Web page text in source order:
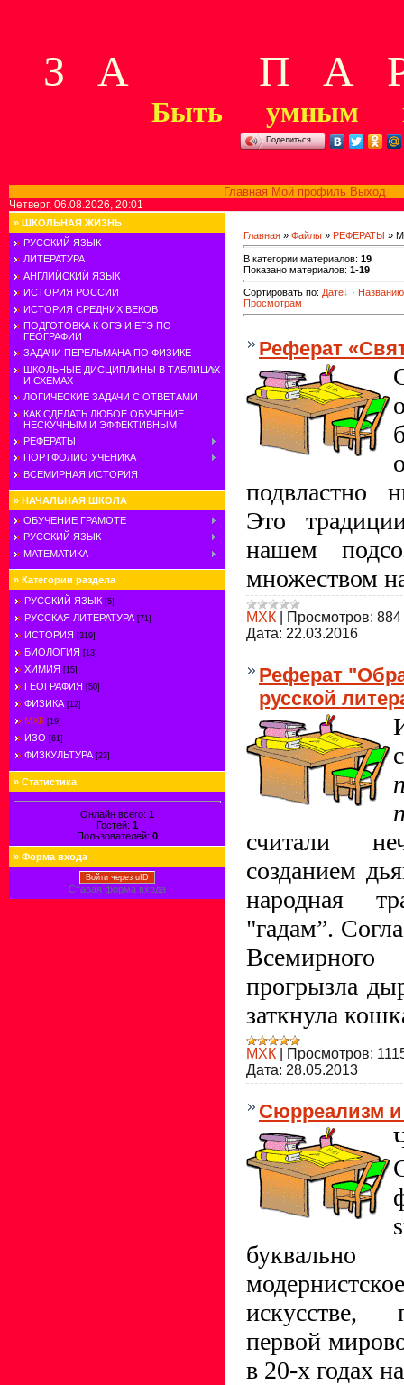
З А П А Р
Быть умным
Поделиться…
Главная Мой профиль Выход
Четверг, 06.08.2026, 20:01
» ШКОЛЬНАЯ ЖИЗНЬ
РУССКИЙ ЯЗЫК
ЛИТЕРАТУРА
АНГЛИЙСКИЙ ЯЗЫК
ИСТОРИЯ РОССИИ
ИСТОРИЯ СРЕДНИХ ВЕКОВ
ПОДГОТОВКА К ОГЭ И ЕГЭ ПО
ГЕОГРАФИИ
ЗАДАЧИ ПЕРЕЛЬМАНА ПО ФИЗИКЕ
ШКОЛЬНЫЕ ДИСЦИПЛИНЫ В ТАБЛИЦАХ
И СХЕМАХ
ЛОГИЧЕСКИЕ ЗАДАЧИ С ОТВЕТАМИ
КАК СДЕЛАТЬ ЛЮБОЕ ОБУЧЕНИЕ
НЕСКУЧНЫМ И ЭФФЕКТИВНЫМ
РЕФЕРАТЫ
ПОРТФОЛИО УЧЕНИКА
ВСЕМИРНАЯ ИСТОРИЯ
» НАЧАЛЬНАЯ ШКОЛА
ОБУЧЕНИЕ ГРАМОТЕ
РУССКИЙ ЯЗЫК
МАТЕМАТИКА
» Категории раздела
РУССКИЙ ЯЗЫК [5]
РУССКАЯ ЛИТЕРАТУРА [71]
ИСТОРИЯ [319]
БИОЛОГИЯ [13]
ХИМИЯ [15]
ГЕОГРАФИЯ [50]
ФИЗИКА [12]
МХК [19]
ИЗО [61]
ФИЗКУЛЬТУРА [23]
» Статистика
Онлайн всего: 1
Гостей: 1
Пользователей: 0
» Форма входа
Войти через uID
Старая форма входа
Главная » Файлы » РЕФЕРАТЫ »
В категории материалов: 19
Показано материалов: 1-19
Сортировать по: Дате · Названию
Просмотрам
Реферат
подвластно
Это
нашем
множеством
МХК Просмотров: 884
Дата: 22.03.2016
Реферат
русской
считали
созданием
народная
"гадам”.
прогрызла
заткнула
МХК Просмотров:
Дата: 28.05.2013
Сюрреализм
искусстве,
первой
в 20-х годах